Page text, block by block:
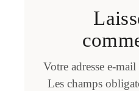
Votre adresse e-
Les champs